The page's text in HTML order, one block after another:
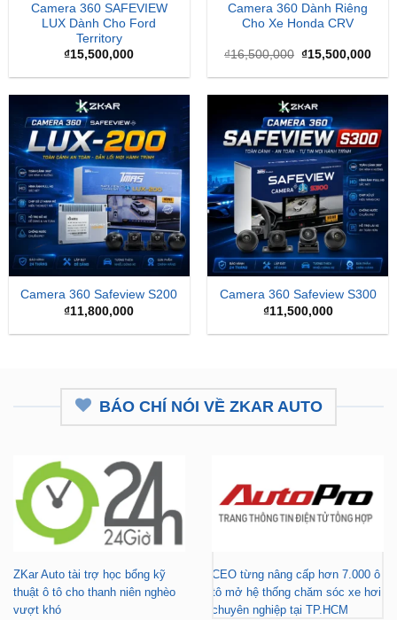
Camera 360 SAFEVIEW
LUX Dành Cho Ford
Territory
₫15,500,000
Camera 360 Dành Riêng
Cho Xe Honda CRV
₫16,500,000 Giá
là:
₫15,500,000Giá
tại
Camera 360 Safeview S200
₫11,800,000
Camera 360 Safeview S300
₫11,500,000
BÁO CHÍ NÓI VỀ ZKAR AUTO
ZKar Auto tài trợ học bổng kỹ
thuật ô tô cho thanh niên nghèo
vượt khó
CEO từng nâng cấp hơn 7.000 ô
tô mở hệ thống chăm sóc xe hơi
chuyên nghiệp tại TP.HCM